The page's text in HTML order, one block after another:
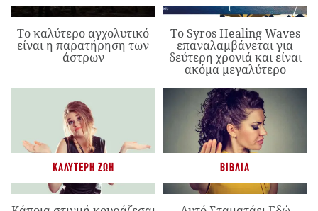
Το καλύτερο αγχολυτικό
είναι η παρατήρηση των
άστρων
Το Syros Healing Waves
επαναλαμβάνεται για
δεύτερη χρονιά και είναι
ακόμα μεγαλύτερο
ΚΑΛΎΤΕΡΗ ΖΩΉ ΒΙΒΛΊΑ